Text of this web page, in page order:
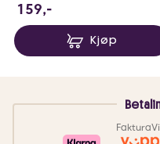
159,-
Kjøp
Faktura